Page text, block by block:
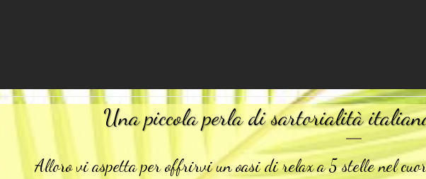
Una piccola perla di sartorialità
Alloro vi aspetta per offrirvi un oasi di relax a 5 stelle nel